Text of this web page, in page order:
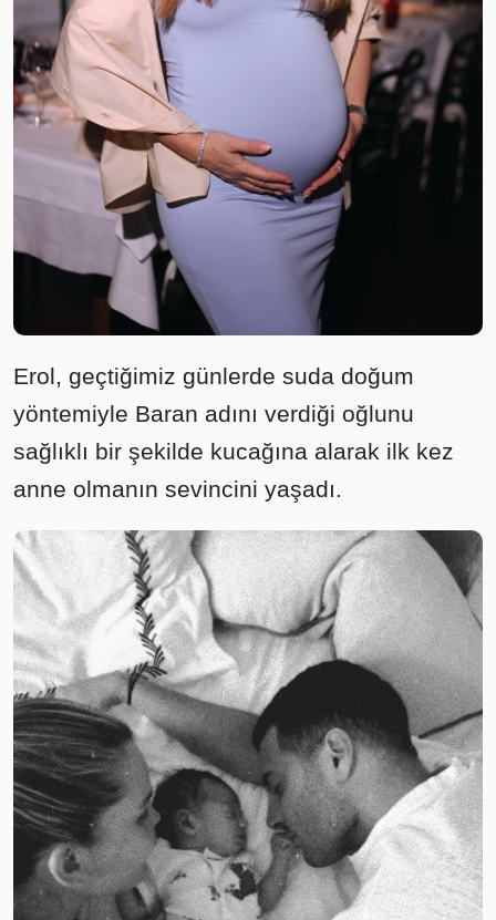
Erol, geçtiğimiz günlerde suda doğum
yöntemiyle Baran adını verdiği oğlunu
sağlıklı bir şekilde kucağına alarak ilk kez
anne olmanın sevincini yaşadı.